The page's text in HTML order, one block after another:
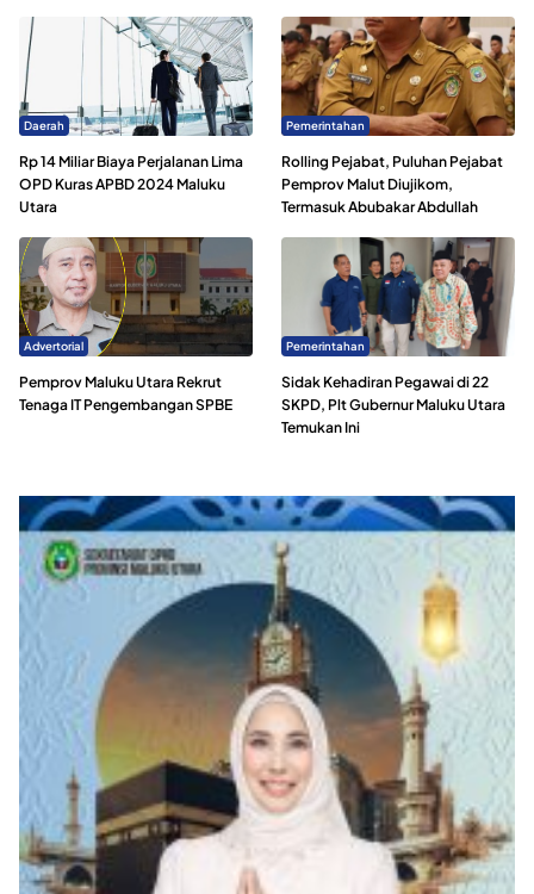
Daerah
Rp 14 Miliar Biaya Perjalanan Lima
OPD Kuras APBD 2024 Maluku
Utara
Pemerintahan
Rolling Pejabat, Puluhan Pejabat
Pemprov Malut Diujikom,
Termasuk Abubakar Abdullah
Advertorial
Pemprov Maluku Utara Rekrut
Tenaga IT Pengembangan SPBE
Pemerintahan
Sidak Kehadiran Pegawai di 22
SKPD, Plt Gubernur Maluku Utara
Temukan Ini